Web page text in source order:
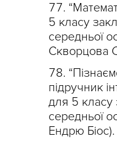
5 класу
середньої
Скворцова
підручник
для 5 класу
середньої
Ендрю Біос).